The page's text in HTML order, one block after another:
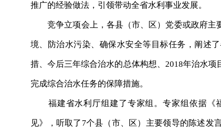
推广的经验做法，引领带动全省水利事业发展。
竞争立项会上，各县（市、区）党委或政府主
境、防治水污染、确保水安全等目标任务，阐述
措、今后三年综合治水的总体构想、2018年治水
完成综合治水任务的保障措施。
福建省水利厅组建了专家组。专家组依据《
见》，听取了7个县（市、区）主要领导的陈述发